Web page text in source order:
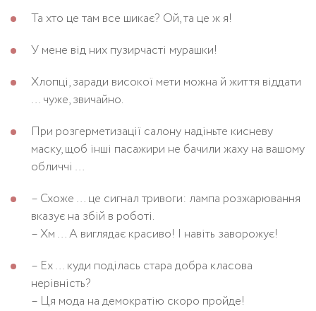
Та хто це там все шикає? Ой, та це ж я!
У мене від них пузирчасті мурашки!
Хлопці, заради високої мети можна й життя віддати
… чуже, звичайно.
При розгерметизації салону надіньте кисневу
маску, щоб інші пасажири не бачили жаху на вашому
обличчі …
– Схоже … це сигнал тривоги: лампа розжарювання
вказує на збій в роботі.
– Хм … А виглядає красиво! І навіть заворожує!
– Ех … куди поділась стара добра класова
нерівність?
– Ця мода на демократію скоро пройде!